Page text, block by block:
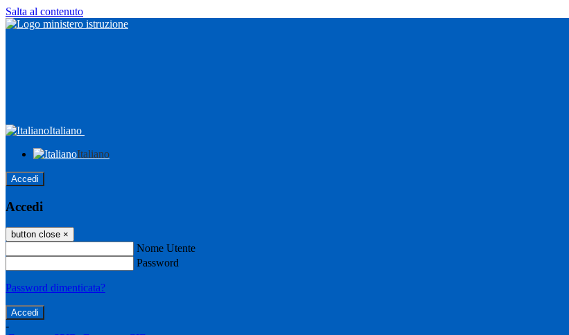
Salta al contenuto
Italiano
Italiano
Accedi
Accedi
button close ×
Nome Utente
Password
Password dimenticata?
-